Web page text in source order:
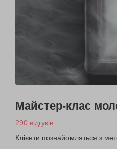
Майстер-клас
290 відгуків
Клієнти познайомляться з